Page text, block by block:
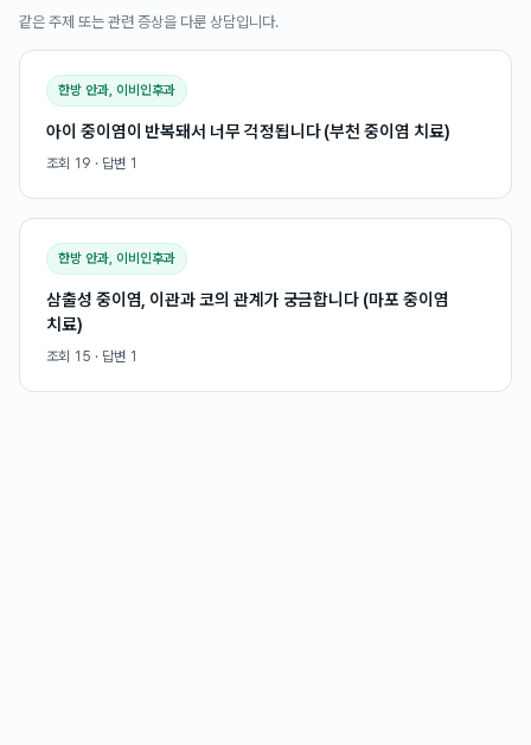
같은 주제 또는 관련 증상을 다룬 상담입니다.
한방 안과, 이비인후과
아이 중이염이 반복돼서 너무 걱정됩니다 (부천 중이염 치료)
조회 19 · 답변 1
한방 안과, 이비인후과
삼출성 중이염, 이관과 코의 관계가 궁금합니다 (마포 중이염
치료)
조회 15 · 답변 1